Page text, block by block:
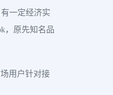
一定经济实
，原先知名品
用户针对接